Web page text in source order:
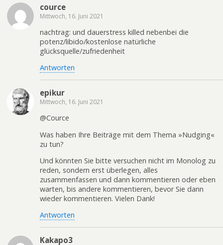
cource
Mittwoch, 16. Juni 2021
nachtrag: und dauerstress killed nebenbei die
potenz/libido/kostenlose natürliche
glücksquelle/zufriedenheit
Antworten
epikur
Mittwoch, 16. Juni 2021
@Cource
Was haben Ihre Beiträge mit dem Thema »Nudging«
zu tun?
Und könnten Sie bitte versuchen nicht im Monolog zu
reden, sondern erst überlegen, alles
zusammenfassen und dann kommentieren oder eben
warten, bis andere kommentieren, bevor Sie dann
wieder kommentieren. Vielen Dank!
Antworten
Kakapo3